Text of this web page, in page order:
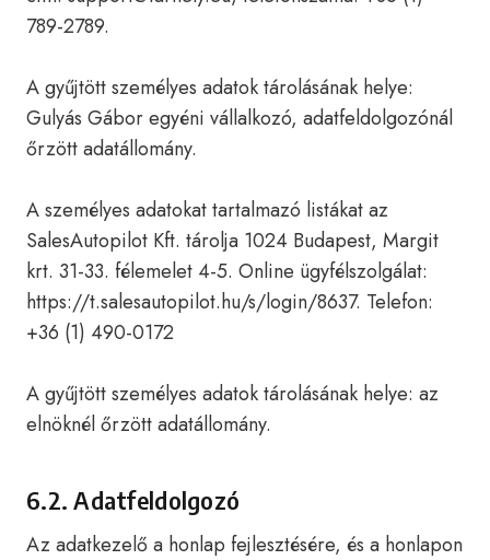
789-2789.
A gyűjtött személyes adatok tárolásának helye:
Gulyás Gábor egyéni vállalkozó, adatfeldolgozónál
őrzött adatállomány.
A személyes adatokat tartalmazó listákat az
SalesAutopilot Kft. tárolja 1024 Budapest, Margit
krt. 31-33. félemelet 4-5. Online ügyfélszolgálat:
https://t.salesautopilot.hu/s/login/8637. Telefon:
+36 (1) 490-0172
A gyűjtött személyes adatok tárolásának helye: az
elnöknél őrzött adatállomány.
6.2. Adatfeldolgozó
Az adatkezelő a honlap fejlesztésére, és a honlapon